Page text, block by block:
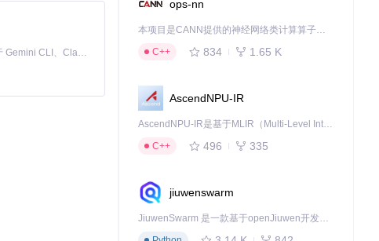
免费、本地、开源的 24/7 全天候 Cowork 应用，以及适用于 Gemini CLI、Claude Code、Codex、OpenCode、Qwen Code、Goose CLI、Auggie 等的 OpenClaw | 🌟 喜欢就点star吧
ops-nn
本项目是CANN提供的神经网络类计算算子库，实现网络在NPU上加速计算。
C++
834 1.65 K
AscendNPU-IR
AscendNPU-IR是基于MLIR（Multi-Level Intermediate Representation）构建的，面向昇腾亲和算子编译时使用的中间表示，提供昇腾完备表达能力，通过编译优化提升昇腾AI处理器计算效率，支持通过生态框架使能昇腾AI处理器与深度调优
C++
496 335
jiuwenswarm
JiuwenSwarm 是一款基于openJiuwen开发的智能AI Agent，它能够将大语言模型的强大能力，通过你日常使用的各类通讯应用，直接延伸至你的指尖。